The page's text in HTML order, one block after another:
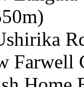
Farwell